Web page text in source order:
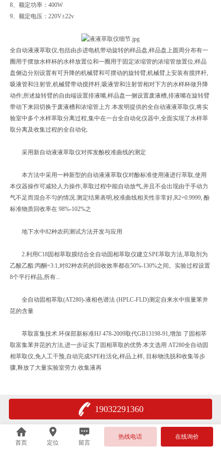
8、额定功率： 400W
9、额定电压：220V±22v
全自动液液萃取仪,包括由步进电机带动旋转的样品盘,样品盘上圆周分布有一
圈用于摆放水样杯的水样放置位和一圈用于固定浓缩管的浓缩管放置位;样品
盘侧边分别设置有可升降的机械臂和可摆动的旋转臂;机械臂上安装有搅拌杆,
吸液管和注射管,机械臂带动搅拌杆,吸液管和注射管相对下方的水样杯做升降
动作;所述旋转臂的自由端设置排液嘴,样品盘一侧设置废液槽,排液嘴在旋转臂
带动下来回切换于废液槽和浓缩管上方.本发明提供的全自动液液萃取仪,将实
验室中多个水样萃取分离过程,集中在一台全自动化仪器中,全面实现了水样萃
取分离及收集过程的全自动化.
采用新自动液液萃取仪对挥发酚校准曲线的测定
本方法中采用一种新型的自动液液萃取仪对酚标准使用液进行萃取,使用
本仪器操作可减轻人力操作,萃取过程中能自动放气,并且不会出现由于手动力
气不足而混合不匀的情况.测定结果表明,校准曲线相关性非常好,R2=0.9999, 酚
标准物质回收率在 98%-102%之
地下水中82种农药测试方法开发与应用
2.利用C18固相萃取膜结合全自动固相萃取仪建立SPE萃取方法,萃取剂为
乙酸乙酯:丙酮=3:1,对82种农药的回收效率都在50%-130%之间。实验过程设置
8个平行样品,所有...
全自动固相萃取(AT280)-液相色谱法 (HPLC-FLD)测定自来水中痕量苯并
芘的含量
萃取富集技术.环保部新标准HJ 478-2009取代GB13198-91,增加 了固相萃
取富集苯并芘的方法,进一步证实了固相萃取的优势.本文选用 AT280全自动固
相萃取仪,免人工干预,自动完成SPE柱活化,样品上样, 目标物洗脱和收集等步
骤,释放了大量实验室劳力.收集液再
19032291360
首页 定位 留言
热线电话 在线询价